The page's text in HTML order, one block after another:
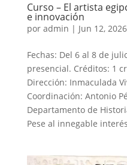
Curso – El artista
e innovación
por admin | Jun 12, 2026
Fechas: Del 6 al 8 de
presencial. Créditos: 1
Dirección: Inmaculada
Coordinación: Antonio
Departamento de
Pese al innegable